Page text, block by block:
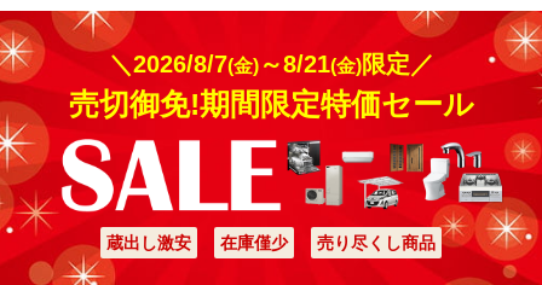
＼2026/8/7(金)～8/21(金)限定／
売切御免!期間限定特価セール
蔵出し激安 在庫僅少 売り尽くし商品